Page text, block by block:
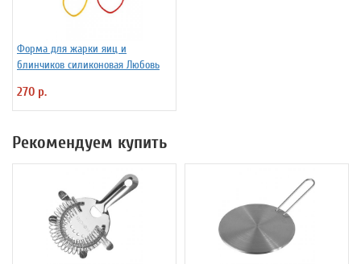
Форма для жарки яиц и
блинчиков силиконовая Любовь
270 р.
Рекомендуем купить